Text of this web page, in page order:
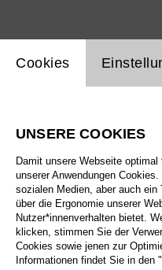
Alle Sparten
Alle Spielstätten
Alle Merkmale
Einstellung Website
Cookies
UNSERE COOKIES
Damit unsere Webseite
unserer Anwendungen
sozialen Medien, aber auch
über die Ergonomie unserer
Nutzer*innenverhalten bietet.
klicken, stimmen Sie der
Cookies sowie jenen zur
Informationen findet Sie in den